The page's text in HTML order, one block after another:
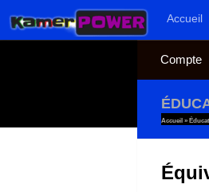
Au dessous du contenuAccueil
Compte
Accueil »